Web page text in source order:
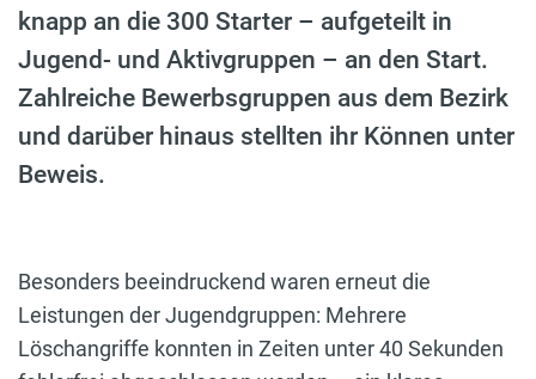
knapp an die 300 Starter – aufgeteilt in
Jugend- und Aktivgruppen – an den Start.
Zahlreiche Bewerbsgruppen aus dem Bezirk
und darüber hinaus stellten ihr Können unter
Beweis.
Besonders beeindruckend waren erneut die
Leistungen der Jugendgruppen: Mehrere
Löschangriffe konnten in Zeiten unter 40 Sekunden